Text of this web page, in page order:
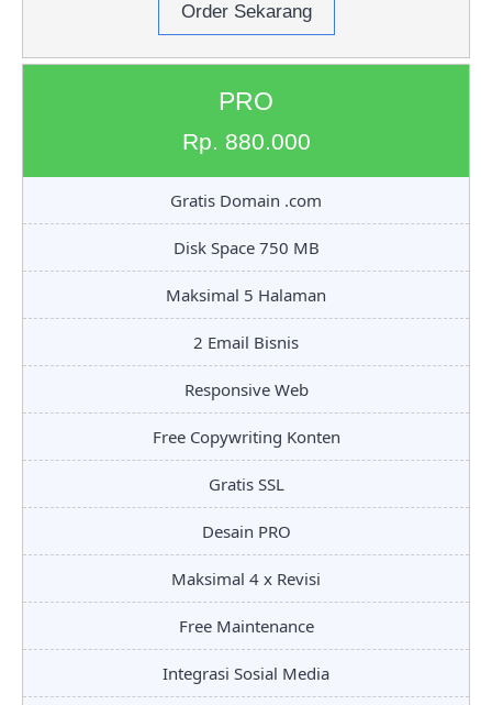
Order Sekarang
PRO
Rp. 880.000
Gratis Domain .com
Disk Space 750 MB
Maksimal 5 Halaman
2 Email Bisnis
Responsive Web
Free Copywriting Konten
Gratis SSL
Desain PRO
Maksimal 4 x Revisi
Free Maintenance
Integrasi Sosial Media